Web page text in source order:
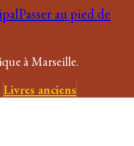
Passer au pied de
à Marseille.
Livres anciens